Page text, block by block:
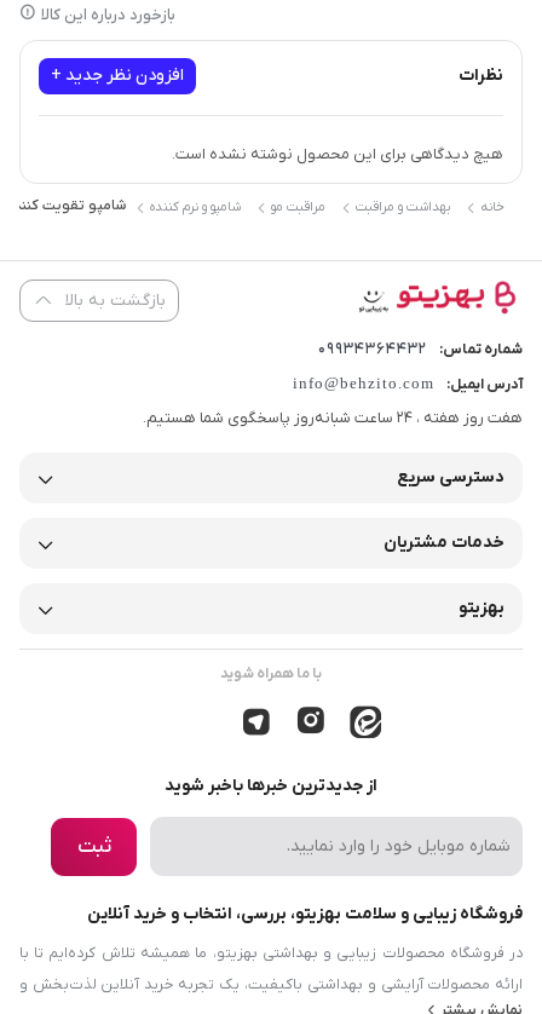
بازخورد درباره این کالا
نظرات افزودن نظر جدید +
هیچ دیدگاهی برای این محصول نوشته نشده است.
خانه بهداشت و مراقبت مراقبت مو شامپو و نرم کننده شامپو تقویت کننده و ضد
بازگشت به بالا
شماره تماس: 09934364432
آدرس ایمیل: info@behzito.com
هفت روز هفته ، 24 ساعت شبانه‌روز پاسخگوی شما هستیم.
دسترسی سریع
خدمات مشتریان
بهزیتو
با ما همراه شوید
از جدیدترین خبرها باخبر شوید
ثبت
فروشگاه زیبایی و سلامت بهزیتو، بررسی، انتخاب و خرید آنلاین
در فروشگاه محصولات زیبایی و بهداشتی بهزیتو، ما همیشه تلاش کرده‌ایم تا با
ارائه محصولات آرایشی و بهداشتی باکیفیت، یک تجربه خرید آنلاین لذت‌بخش و